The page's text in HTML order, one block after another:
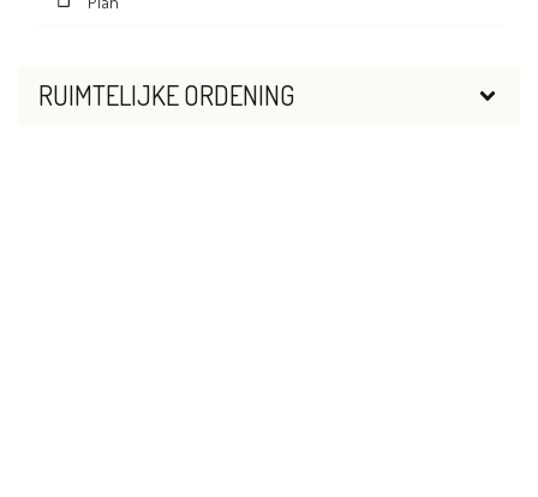
RUIMTELIJKE ORDENING